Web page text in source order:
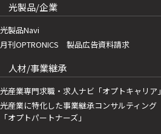
光製品/企業
光製品Navi
月刊OPTRONICS 製品広告資料請求
人材/事業継承
光産業専門求職・求人ナビ「オプトキャリア」
光産業に特化した事業継承コンサルティング
「オプトパートナーズ」